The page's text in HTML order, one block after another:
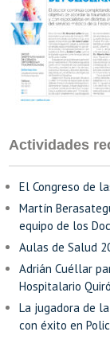
Actividades
El Congreso de
Martín
equipo de los
Aulas de Salud
Adrián Cuéllar
Hospitalario
La jugadora de
con éxito en